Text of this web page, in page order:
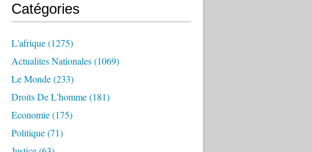
Catégories
L'afrique(1275)
Actualites Nationales(1069)
Le Monde(233)
Droits De L'homme(181)
Economie(175)
Politique(71)